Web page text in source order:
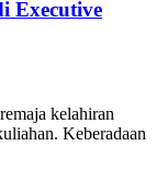
Executive
kelahiran
Keberadaan